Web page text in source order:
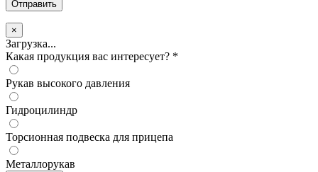
×
Загрузка...
Какая продукция вас интересует? *
Рукав высокого давления
Гидроцилиндр
Торсионная подвеска для прицепа
Металлорукав